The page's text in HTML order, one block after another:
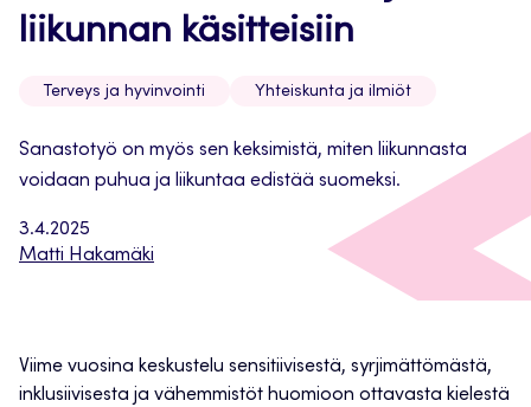
3.4.2025
Matti Hakamäki
liikunnan käsitteisiin
Terveys ja hyvinvointi Yhteiskunta ja ilmiöt
Sanastotyö on myös sen keksimistä, miten liikunnasta
voidaan puhua ja liikuntaa edistää suomeksi.
Viime vuosina keskustelu sensitiivisestä, syrjimättömästä,
inklusiivisesta ja vähemmistöt huomioon ottavasta kielestä